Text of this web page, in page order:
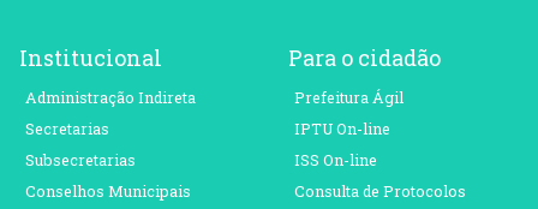
Institucional
Administração Indireta
Secretarias
Subsecretarias
Conselhos Municipais
Para o cidadão
Prefeitura Ágil
IPTU On-line
ISS On-line
Consulta de Protocolos